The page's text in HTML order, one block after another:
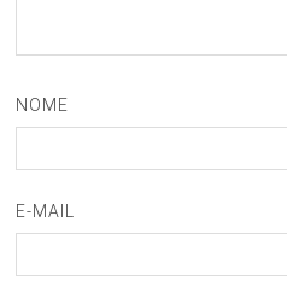
NOME
E-MAIL